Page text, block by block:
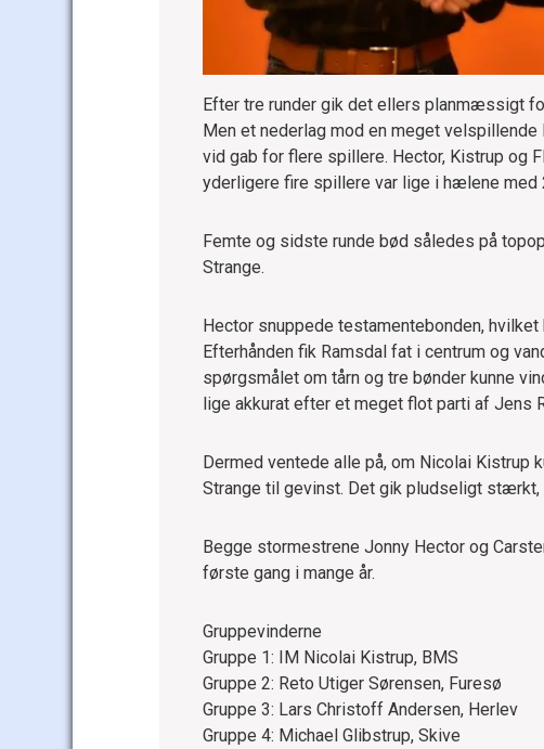
Efter tre runder gik det ellers planmæssigt
Men et nederlag mod en meget
vid gab for flere spillere. Hector, Kistrup og
yderligere fire spillere var lige i hælene
Femte og sidste runde bød således på
Strange.
Hector snuppede testamentebonden,
Efterhånden fik Ramsdal fat i centrum og
spørgsmålet om tårn og tre bønder kunne
lige akkurat efter et meget flot parti af Jens
Dermed ventede alle på, om Nicolai
Strange til gevinst. Det gik pludseligt stærkt,
Begge stormestrene Jonny Hector og
første gang i mange år.
Gruppevinderne
Gruppe 1: IM Nicolai Kistrup, BMS
Gruppe 2: Reto Utiger Sørensen, Furesø
Gruppe 3: Lars Christoff Andersen, Herlev
Gruppe 4: Michael Glibstrup, Skive